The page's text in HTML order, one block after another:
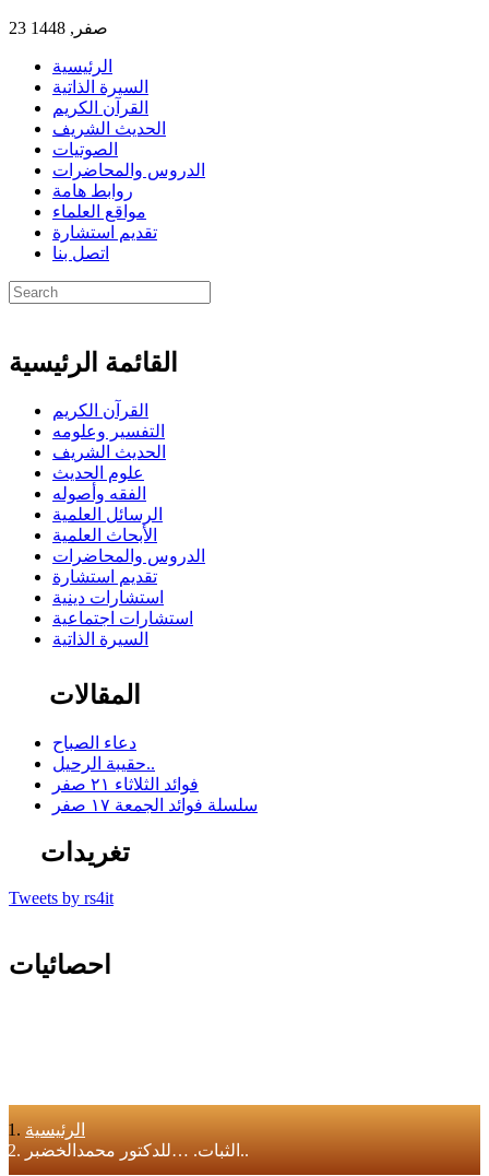
23 صفر, 1448
الرئيسية
السيرة الذاتية
القرآن الكريم
الحديث الشريف
الصوتيات
الدروس والمحاضرات
روابط هامة
مواقع العلماء
تقديم استشارة
اتصل بنا
القائمة الرئيسية
القرآن الكريم
التفسير وعلومه
الحديث الشريف
علوم الحديث
الفقه وأصوله
الرسائل العلمية
الأبحاث العلمية
الدروس والمحاضرات
تقديم استشارة
استشارات دينية
استشارات اجتماعية
السيرة الذاتية
المقالات
دعاء الصباح
حقيبة الرحيل..
فوائد الثلاثاء ٢١ صفر
سلسلة فوائد الجمعة ١٧ صفر
تغريدات
Tweets by rs4it
احصائيات
الرئيسية
الثبات. …للدكتور محمدالخضبر..